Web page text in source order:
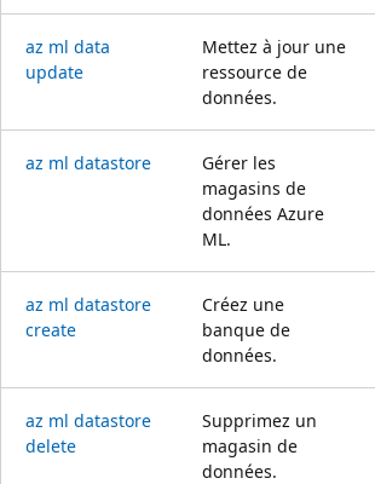
az ml data
update
Mettez à jour une
ressource de
données.
az ml datastore
Gérer les
magasins de
données Azure
ML.
az ml datastore
create
Créez une
banque de
données.
az ml datastore
delete
Supprimez un
magasin de
données.